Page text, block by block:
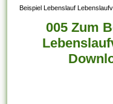
Beispiel Lebenslauf
005 Zum